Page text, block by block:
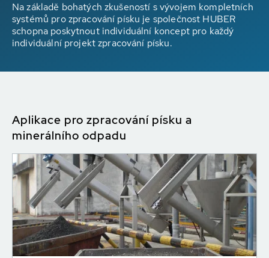
Na základě bohatých zkušeností s vývojem kompletních
systémů pro zpracování písku je společnost HUBER
schopna poskytnout individuální koncept pro každý
individuální projekt zpracování písku.
Aplikace pro zpracování písku a
minerálního odpadu